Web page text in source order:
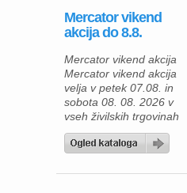
Mercator vikend
akcija do 8.8.
Mercator vikend akcija
Mercator vikend akcija
velja v petek 07.08. in
sobota 08. 08. 2026 v
vseh živilskih trgovinah
Mercator v Sloveniji. Ta
konec tedna vas v
naslednja akcija: Piknik